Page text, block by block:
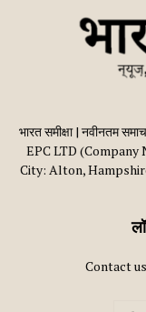
भारत समीक्षा | नवीनतम
EPC LTD (Company
City: Alton,
Contact